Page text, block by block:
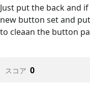
Just put the back and
new button set and
to cleaan the button
スコア 0